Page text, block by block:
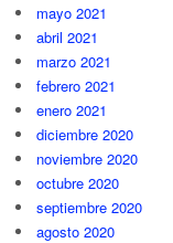
mayo 2021
abril 2021
marzo 2021
febrero 2021
enero 2021
diciembre 2020
noviembre 2020
octubre 2020
septiembre 2020
agosto 2020